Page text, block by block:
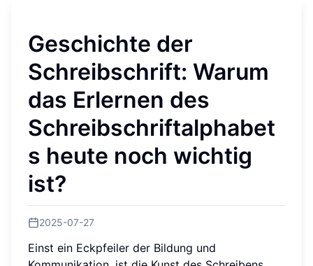
Geschichte der
Schreibschrift: Warum
das Erlernen des
Schreibschriftalphabet
s heute noch wichtig
ist?
2025-07-27
Einst ein Eckpfeiler der Bildung und